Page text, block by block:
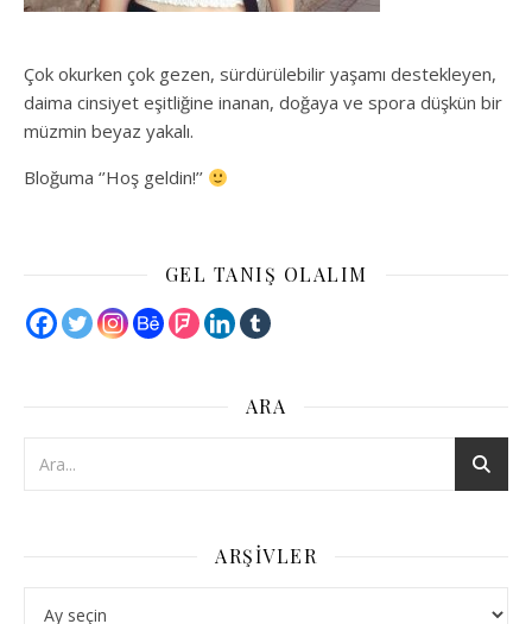
Çok okurken çok gezen, sürdürülebilir yaşamı destekleyen,
daima cinsiyet eşitliğine inanan, doğaya ve spora düşkün bir
müzmin beyaz yakalı.
Bloğuma ‘’Hoş geldin!’’
GEL TANIŞ OLALIM
ARA
ARŞIVLER